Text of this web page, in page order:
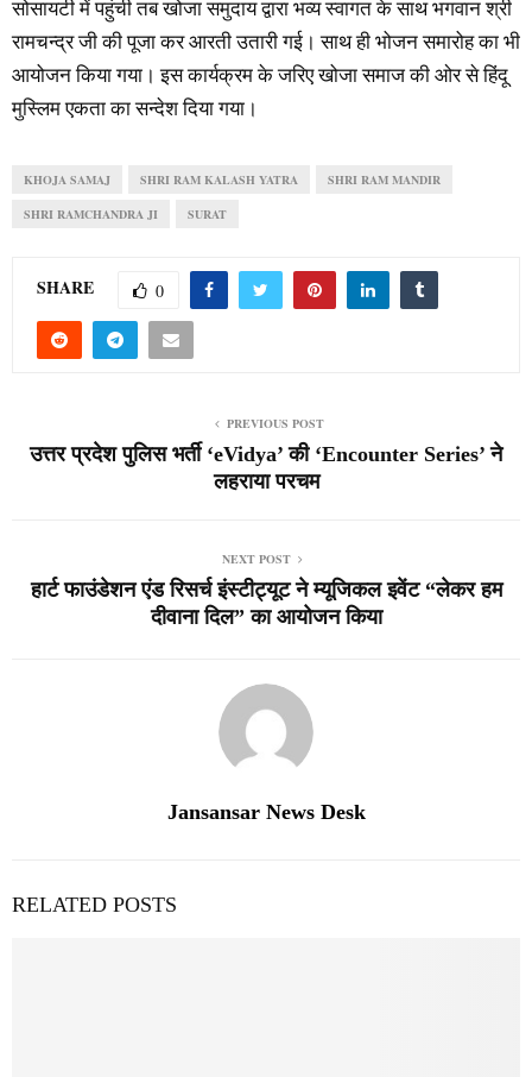
सोसायटी में पहुंची तब खोजा समुदाय द्वारा भव्य स्वागत के साथ भगवान श्री
रामचन्द्र जी की पूजा कर आरती उतारी गई। साथ ही भोजन समारोह का भी
आयोजन किया गया। इस कार्यक्रम के जरिए खोजा समाज की ओर से हिंदू
मुस्लिम एकता का सन्देश दिया गया।
KHOJA SAMAJ SHRI RAM KALASH YATRA SHRI RAM MANDIR
SHRI RAMCHANDRA JI SURAT
SHARE 0
PREVIOUS POST
उत्तर प्रदेश पुलिस भर्ती ‘eVidya’ की ‘Encounter Series’ ने
लहराया परचम
NEXT POST
हार्ट फाउंडेशन एंड रिसर्च इंस्टीट्यूट ने म्यूजिकल इवेंट “लेकर हम
दीवाना दिल” का आयोजन किया
Jansansar News Desk
RELATED POSTS